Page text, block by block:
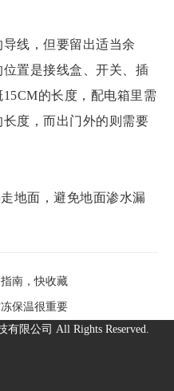
线，但要留出适当余
置是接线盒、开关、插
的长度，配电箱里需
度，而出门外的则需要
地面，避免地面渗水漏
南，快收藏
保温很重要
限公司 All Rights Reserved.